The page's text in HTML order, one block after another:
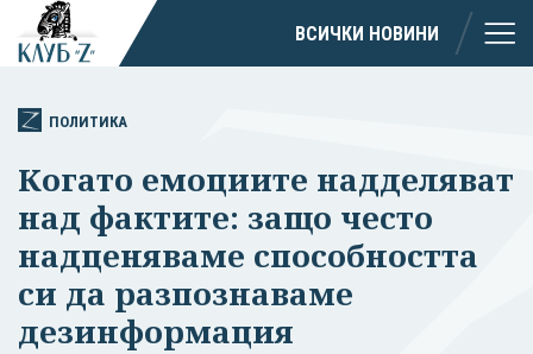
ВСИЧКИ НОВИНИ
ПОЛИТИКА
Когато емоциите надделяват
над фактите: защо често
надценяваме способността
си да разпознаваме
дезинформация